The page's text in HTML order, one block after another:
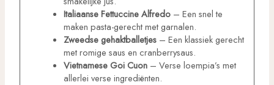
Italiaanse Fettuccine Alfredo– Een snel te
maken pasta-gerecht met garnalen.
Zweedse gehaktballetjes– Een klassiek gerecht
met romige saus en cranberrysaus.
Vietnamese Goi Cuon– Verse loempia’s met
allerlei verse ingrediënten.